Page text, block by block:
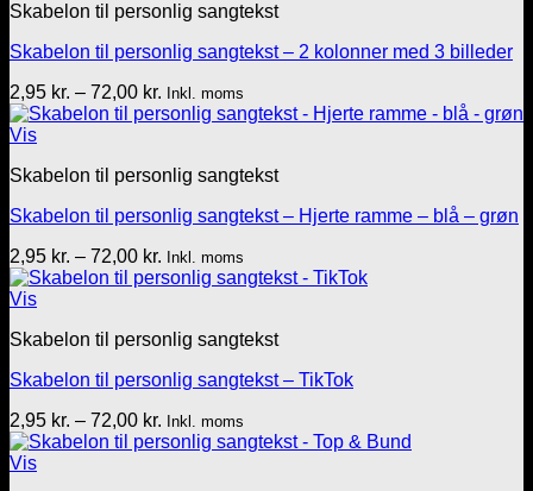
Skabelon til personlig sangtekst
Skabelon til personlig sangtekst – 2 kolonner med 3 billeder
2,95 kr. – 72,00 kr. Prisinterval:
2,95 kr.
Inkl. moms
Vis
Skabelon til personlig sangtekst
Skabelon til personlig sangtekst – Hjerte ramme – blå – grøn
2,95 kr. – 72,00 kr. Prisinterval:
2,95 kr.
Inkl. moms
Vis
Skabelon til personlig sangtekst
Skabelon til personlig sangtekst – TikTok
2,95 kr. – 72,00 kr. Prisinterval:
2,95 kr.
Inkl. moms
Vis